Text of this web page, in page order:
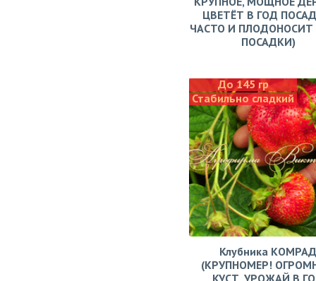
ЦВЕТЁТ В ГОД
ЧАСТО И ПЛОДОНОСИТ
ПОСАДКИ)
До 145 гр
Стабильно сладкий
Клубника КОМРАД
(КРУПНОМЕР!
КУСТ, УРОЖАЙ В